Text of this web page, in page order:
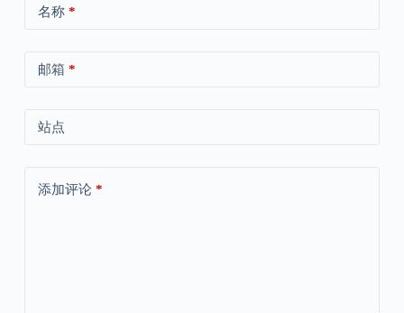
名称*
邮箱 *
站点
添加评论*